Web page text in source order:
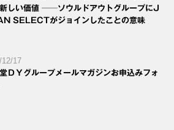
しい価値 ──ソウルドアウトグループにJ
SELECTがジョインしたことの意味
12/17
ＤＹグループメールマガジンお申込みフォ